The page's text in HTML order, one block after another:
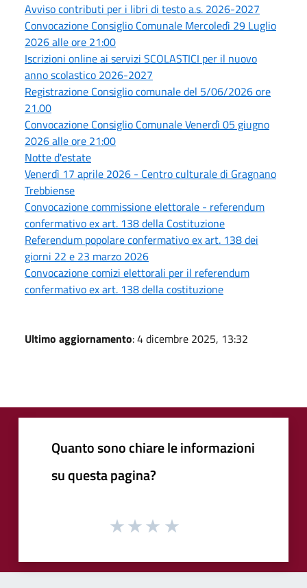
Avviso contributi per i libri di testo a.s. 2026-2027
Convocazione Consiglio Comunale Mercoledì 29 Luglio
2026 alle ore 21:00
Iscrizioni online ai servizi SCOLASTICI per il nuovo
anno scolastico 2026-2027
Registrazione Consiglio comunale del 5/06/2026 ore
21.00
Convocazione Consiglio Comunale Venerdì 05 giugno
2026 alle ore 21:00
Notte d'estate
Venerdì 17 aprile 2026 - Centro culturale di Gragnano
Trebbiense
Convocazione commissione elettorale - referendum
confermativo ex art. 138 della Costituzione
Referendum popolare confermativo ex art. 138 dei
giorni 22 e 23 marzo 2026
Convocazione comizi elettorali per il referendum
confermativo ex art. 138 della costituzione
Ultimo aggiornamento: 4 dicembre 2025, 13:32
Quanto sono chiare le informazioni
su questa pagina?